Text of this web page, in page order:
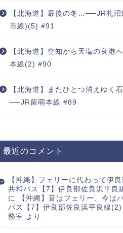
【北海道】最後の冬…──JR札沼
市線)(5) #91
【北海道】空知から天塩の良港
本線(2) #90
【北海道】またひとつ消えゆく
──JR留萌本線 #89
最近のコメント
【沖縄】フェリーに代わって伊
共和バス【7】伊良部佐良浜平良
に
【沖縄】昔はフェリー、今
バス【7】伊良部佐良浜平良線
務室 より